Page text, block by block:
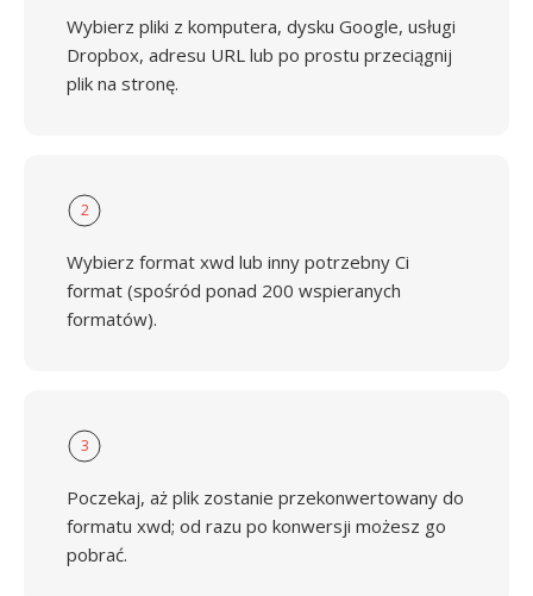
Wybierz pliki z komputera, dysku Google, usługi
Dropbox, adresu URL lub po prostu przeciągnij
plik na stronę.
2
Wybierz format xwd lub inny potrzebny Ci
format (spośród ponad 200 wspieranych
formatów).
3
Poczekaj, aż plik zostanie przekonwertowany do
formatu xwd; od razu po konwersji możesz go
pobrać.